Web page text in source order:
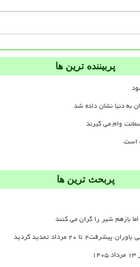
پربیننده ترین ها
به دنیا نشان داده شد
وام می گیرند
است
پربحث ترین ها
بازهم شیر را گران می کنند
تا ۲۰ مرداد تمدید گردید